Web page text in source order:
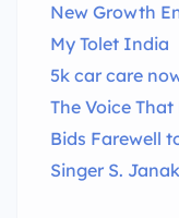
New Growth
My Tolet India
5k car care
The Voice
Bids Farewell
Singer S.